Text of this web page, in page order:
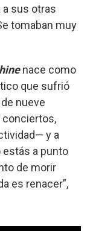
a sus otras
tomaban muy
nace como
que sufrió
nueve
conciertos,
y a
estás a punto
de morir
es renacer”,